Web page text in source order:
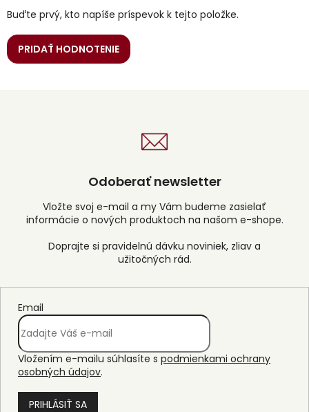
Buďte prvý, kto napíše príspevok k tejto položke.
PRIDAŤ HODNOTENIE
Odoberať newsletter
Vložte svoj e-mail a my Vám budeme zasielať
informácie o nových produktoch na našom e-shope.
Email
Vložením e-mailu súhlasíte s podmienkami ochrany
osobných údajov.
PRIHLÁSIŤ SA